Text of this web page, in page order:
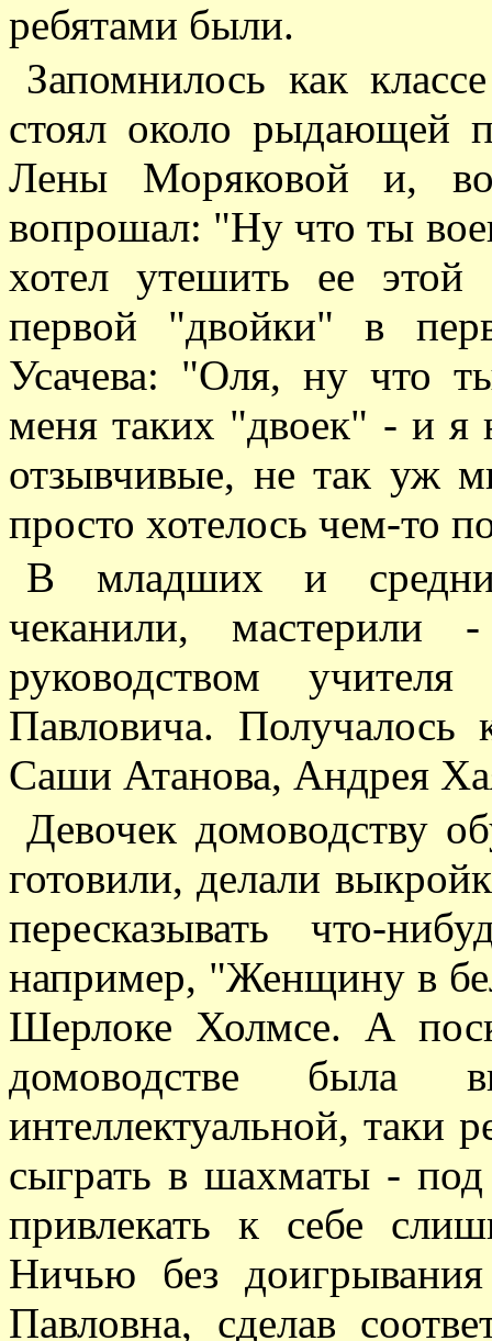
ребятами были.
Запомнилось как
стоял около рыдающей
Лены Моряковой и,
вопрошал: "Ну что ты
хотел утешить ее
первой "двойки" в
Усачева: "Оля, ну что
меня таких "двоек" - и я
отзывчивые, не так уж
просто хотелось чем-то
В младших и
чеканили, мастерили
руководством
Павловича. Получалось
Саши Атанова, Андрея
Девочек домоводству
готовили, делали
пересказывать что-
например, "Женщину в
Шерлоке Холмсе. А
домоводстве была
интеллектуальной,
сыграть в шахматы - под
привлекать к себе
Ничью без
Павловна, сделав